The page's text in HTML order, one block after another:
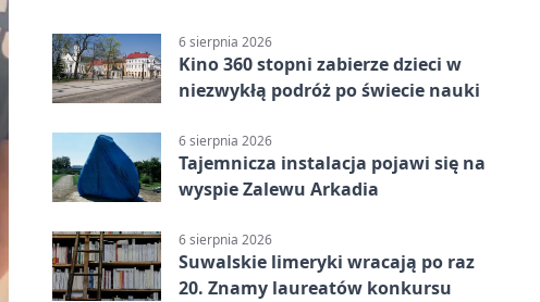
6 sierpnia 2026
Kino 360 stopni zabierze dzieci w
niezwykłą podróż po świecie nauki
6 sierpnia 2026
Tajemnicza instalacja pojawi się na
wyspie Zalewu Arkadia
6 sierpnia 2026
Suwalskie limeryki wracają po raz
20. Znamy laureatów konkursu